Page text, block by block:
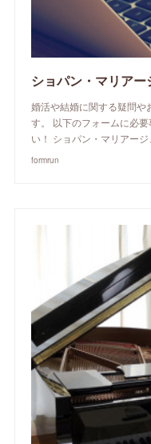
ショパン・マリア
婚活や結婚に関する疑問や
す。 以下のフォームに必
い！ ショパン・マリアージ
formrun